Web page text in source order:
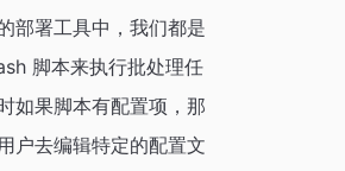
部署工具中，我们都是
脚本来执行批处理任
如果脚本有配置项，那
户去编辑特定的配置文